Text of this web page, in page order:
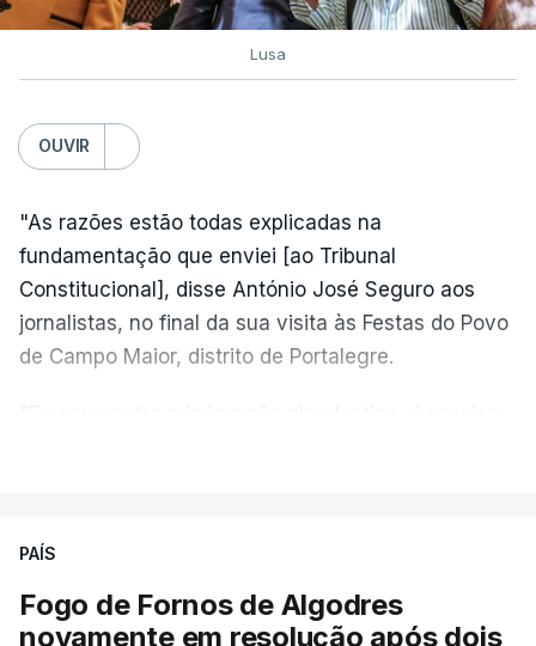
Lusa
OUVIR
"As razões estão todas explicadas na
fundamentação que enviei [ao Tribunal
Constitucional], disse António José Seguro aos
jornalistas, no final da sua visita às Festas do Povo
de Campo Maior, distrito de Portalegre.
nada disto é incompatível com tratarmos com
crianças", acrescentou.
PAÍS
Fogo de Fornos de Algodres
novamente em resolução após dois